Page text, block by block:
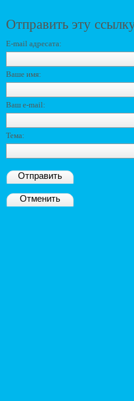
Отправить эту
E-mail адресата:
Ваше имя:
Ваш e-mail:
Тема:
Отправить
Отменить